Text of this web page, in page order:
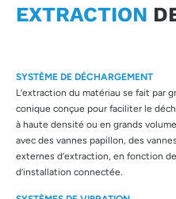
EXTRACTION
SYSTÈME DE DÉCHARGEMENT
L’extraction du matériau se fait par
conique conçue pour faciliter le
à haute densité ou en grands
avec des vannes papillon, des
externes d’extraction, en fonction
d’installation connectée.